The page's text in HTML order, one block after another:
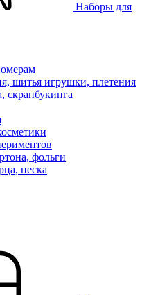
Наборы для
шитья игрушки, плетения
скрапбукинга
фольги
песка